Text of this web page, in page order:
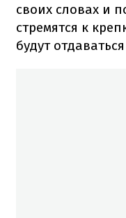
своих словах и
стремятся к
будут